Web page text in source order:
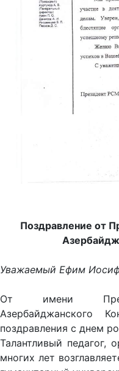
Поздравление от
Уважаемый Ефим
От имени
Азербайджанского
поздравления с днем
Талантливый педагог,
многих лет